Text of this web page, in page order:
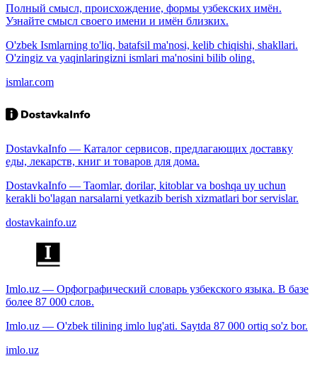
Полный смысл, происхождение, формы узбекских имён.
Узнайте смысл своего имени и имён близких.
O'zbek Ismlarning to'liq, batafsil ma'nosi, kelib chiqishi, shakllari.
O'zingiz va yaqinlaringizni ismlari ma'nosini bilib oling.
ismlar.com
DostavkaInfo — Каталог сервисов, предлагающих доставку
еды, лекарств, книг и товаров для дома.
DostavkaInfo — Taomlar, dorilar, kitoblar va boshqa uy uchun
kerakli bo'lagan narsalarni yetkazib berish xizmatlari bor servislar.
dostavkainfo.uz
Imlo.uz — Орфографический словарь узбекского языка. В базе
более 87 000 слов.
Imlo.uz — O'zbek tilining imlo lug'ati. Saytda 87 000 ortiq so'z bor.
imlo.uz